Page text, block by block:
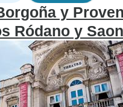
y
Ródano y